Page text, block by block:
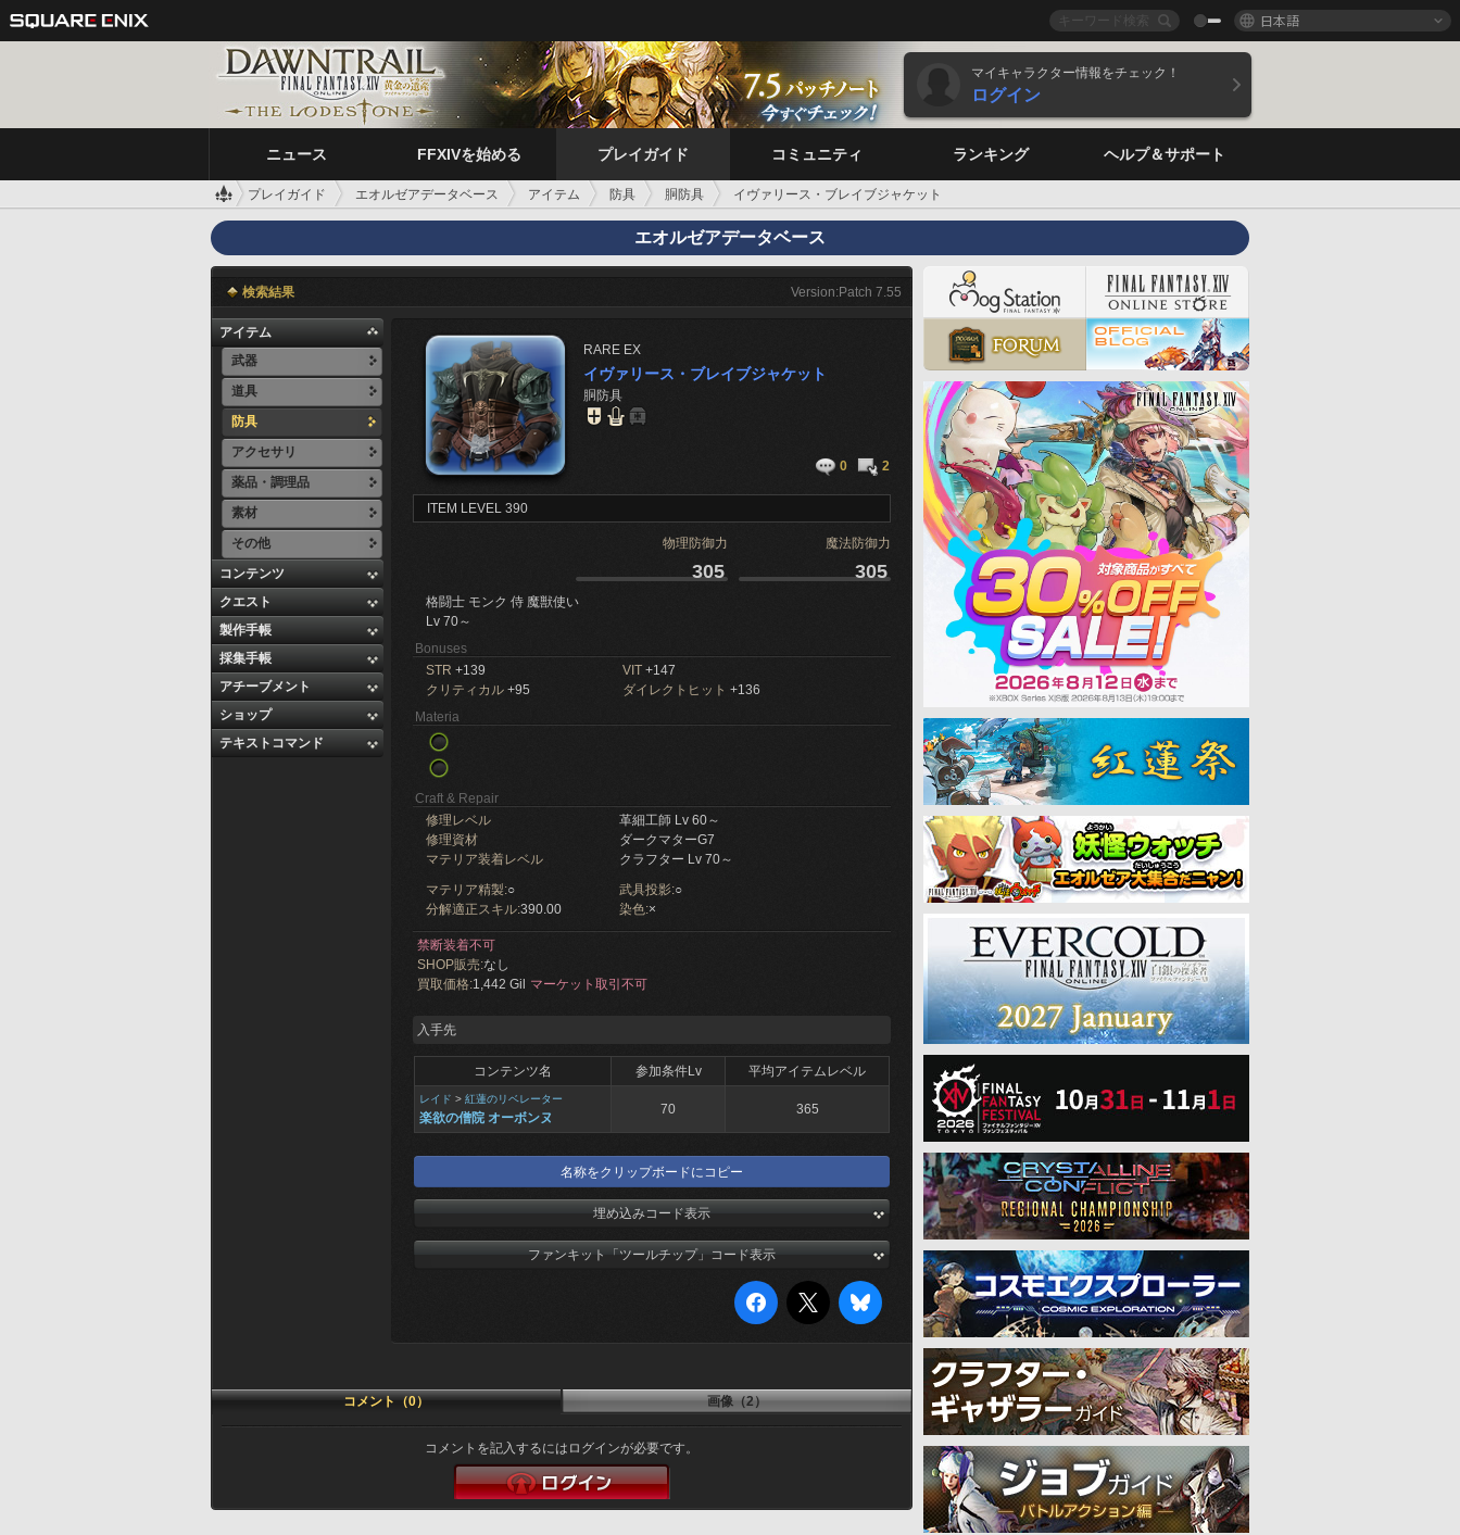
日本語
マイキャラクター情報をチェック！
ログイン
ニュース FFXIVを始める プレイガイド コミュニティ ランキング ヘルプ＆サポート
プレイガイド エオルゼアデータベース アイテム 防具 胴防具 イヴァリース・ブレイブジャケット
エオルゼアデータベース
検索結果 Version:Patch 7.55
アイテム
武器
道具
防具
アクセサリ
薬品・調理品
素材
その他
コンテンツ
クエスト
製作手帳
採集手帳
アチーブメント
ショップ
テキストコマンド
RARE EX
イヴァリース・ブレイブジャケット
胴防具
0 2
ITEM LEVEL 390
物理防御力 魔法防御力
305 305
格闘士 モンク 侍 魔獣使い
Lv 70～
Bonuses
STR +139 VIT +147
クリティカル +95 ダイレクトヒット +136
Materia
Craft & Repair
修理レベル
革細工師 Lv 60～
修理資材
ダークマターG7
マテリア装着レベル
クラフター Lv 70～
マテリア精製:○ 武具投影:○
分解適正スキル:390.00 染色:×
禁断装着不可
SHOP販売:なし
買取価格:1,442 Gil マーケット取引不可
入手先
コンテンツ名 参加条件Lv 平均アイテムレベル
レイド > 紅蓮のリベレーター
楽欲の僧院 オーボンヌ
70 365
名称をクリップボードにコピー
埋め込みコード表示
ファンキット「ツールチップ」コード表示
コメント（0） 画像（2）
コメントを記入するにはログインが必要です。